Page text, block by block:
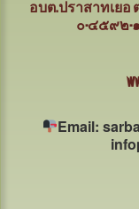
อบต.ปราสาทเยอ
๐-๔๕๙๒-
Email: